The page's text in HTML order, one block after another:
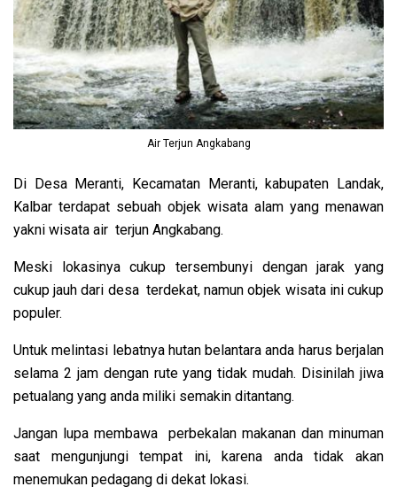
Air Terjun Angkabang
Di Desa Meranti, Kecamatan Meranti, kabupaten Landak,
Kalbar terdapat sebuah objek wisata alam yang menawan
yakni wisata air terjun Angkabang.
Meski lokasinya cukup tersembunyi dengan jarak yang
cukup jauh dari desa terdekat, namun objek wisata ini cukup
populer.
Untuk melintasi lebatnya hutan belantara anda harus berjalan
selama 2 jam dengan rute yang tidak mudah. Disinilah jiwa
petualang yang anda miliki semakin ditantang.
Jangan lupa membawa perbekalan makanan dan minuman
saat mengunjungi tempat ini, karena anda tidak akan
menemukan pedagang di dekat lokasi.